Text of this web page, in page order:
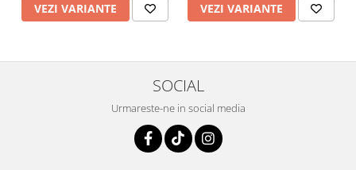
VEZI VARIANTE VEZI VARIANTE
SOCIAL
Urmareste-ne in social media